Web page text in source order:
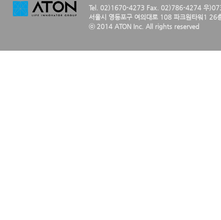
Tel. 02)1670-4273 Fax. 02)786-4274 우
서울시 영등포구 여의대로 108 파크원타워1 26
ⓒ 2014 ATON Inc. All rights reserved